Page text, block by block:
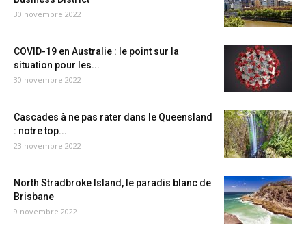
30 novembre 2022
COVID-19 en Australie : le point sur la
situation pour les...
30 novembre 2022
Cascades à ne pas rater dans le Queensland
: notre top...
23 novembre 2022
North Stradbroke Island, le paradis blanc de
Brisbane
9 novembre 2022